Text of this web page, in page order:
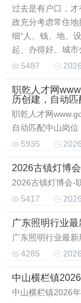
过去是有户口，
政充分考虑常住
细“人、钱、地、
起、办得好。城市
5487
职乾人才网
历创建，自动
职乾人才网
自动匹配中山岗位
5935
2026古镇灯博
2026古镇灯博会-
5417
广东照明行业
广东照明行业最
4285
中山横栏镇
中山横栏镇2026